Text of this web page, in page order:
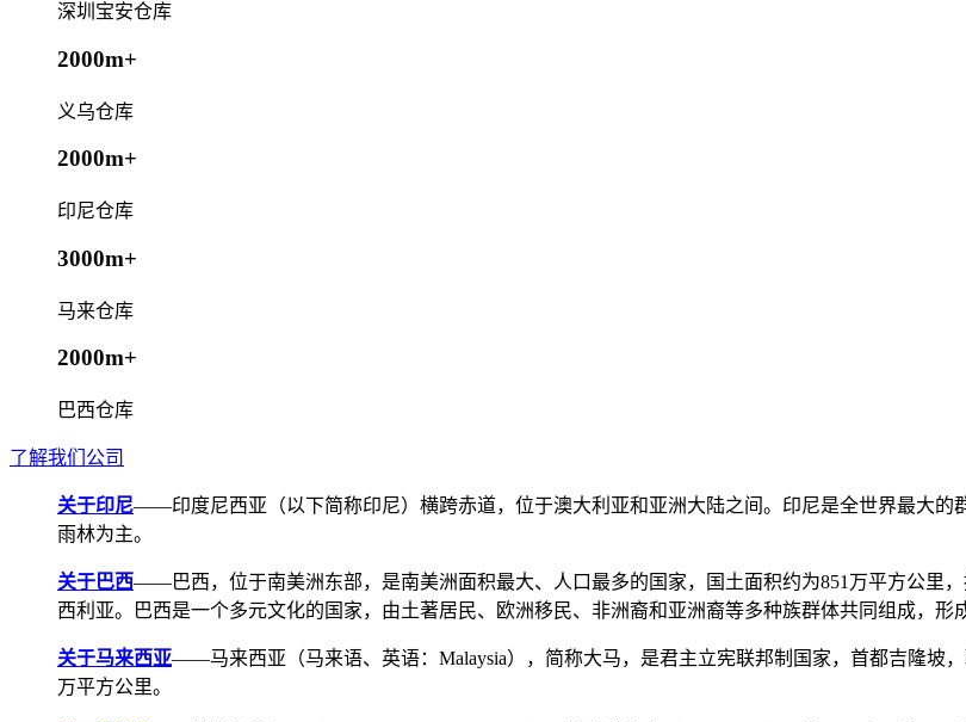
深圳宝安仓库
2000m+
义乌仓库
2000m+
印尼仓库
3000m+
马来仓库
2000m+
巴西仓库
了解我们公司
关于印尼——印度尼西亚（以下简称印尼）横跨赤道，位于澳大利亚和亚洲大陆之间。印尼是全世界最大的
雨林为主。
关于巴西——巴西，位于南美洲东部，是南美洲面积最大、人口最多的国家，国土面积约为851万平方公里
西利亚。巴西是一个多元文化的国家，由土著居民、欧洲移民、非洲裔和亚洲裔等多种族群体共同组成，形
关于马来西亚——马来西亚（马来语、英语：Malaysia），简称大马，是君主立宪联邦制国家，首都吉隆坡
万平方公里。